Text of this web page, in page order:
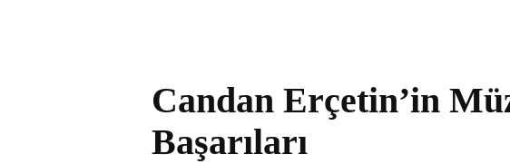
Candan Erçetin’in
Başarıları